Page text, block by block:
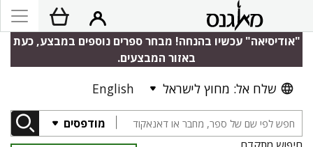
"אודיסיאה" עכשיו בהנחה! מבחר ספרים נוספים במבצע, כעת
באזור המבצעים.
שלח אל: מחוץ לישראל English
מודפסים